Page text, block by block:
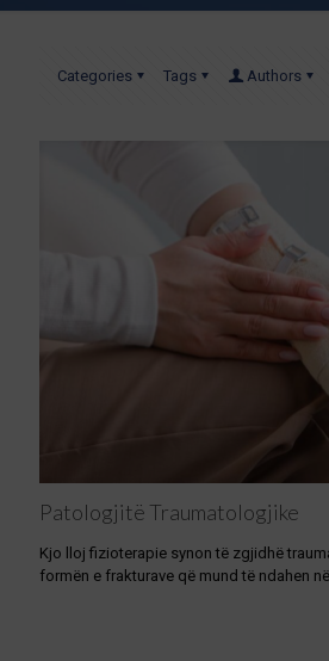
Categories Tags Authors
Patologjitë Traumatologjike
Kjo lloj fizioterapie synon të zgjidhë
formën e frakturave që mund të ndahen në